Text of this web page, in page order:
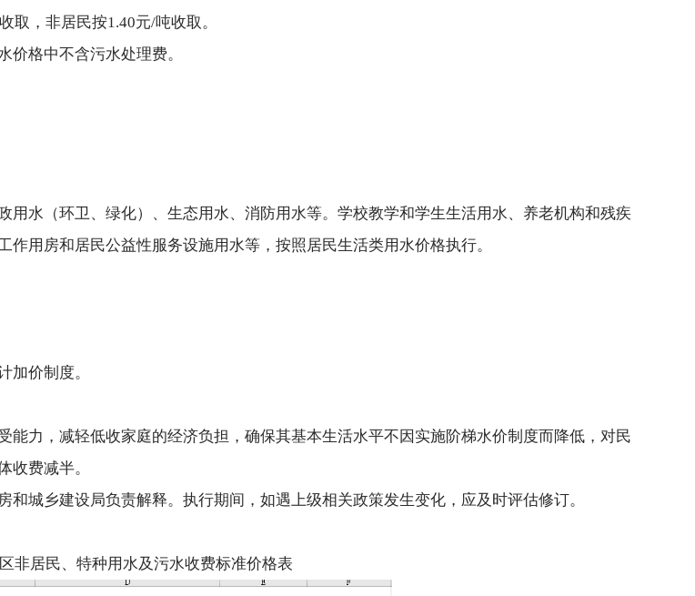
取，非居民按1.40元/吨收取。
格中不含污水处理费。
水（环卫、绿化）、生态用水、消防用水等。学校教学和学生生活用水、养老机构和残疾
用房和居民公益性服务设施用水等，按照居民生活类用水价格执行。
加价制度。
力，减轻低收家庭的经济负担，确保其基本生活水平不因实施阶梯水价制度而降低，对民
收费减半。
城乡建设局负责解释。执行期间，如遇上级相关政策发生变化，应及时评估修订。
非居民、特种用水及污水收费标准价格表